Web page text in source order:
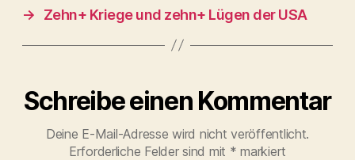
→
Zehn+ Kriege und zehn+ Lügen der USA
Schreibe einen Kommentar
Deine E-Mail-Adresse wird nicht veröffentlicht.
Erforderliche Felder sind mit * markiert